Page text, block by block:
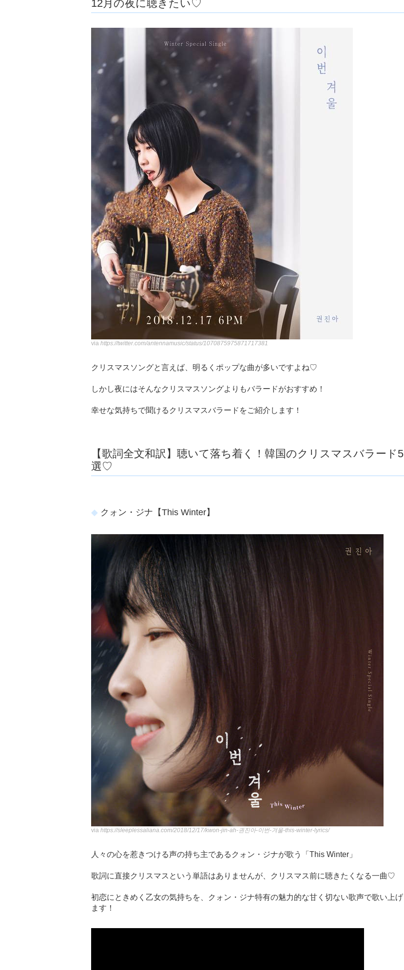
ョ
ア
12月の夜に聴きたい♡
via https://twitter.com/antennamusic/status/1070875975871717381
クリスマスソングと言えば、明るくポップな曲が多いですよね♡
しかし夜にはそんなクリスマスソングよりもバラードがおすすめ！
幸せな気持ちで聞けるクリスマスバラードをご紹介します！
【歌詞全文和訳】聴いて落ち着く！韓国のクリスマスバラード5
選♡
クォン・ジナ【This Winter】
via https://sleeplessaliana.com/2018/12/17/kwon-jin-ah-권진아-이번-겨울-this-winter-lyrics/
人々の心を惹きつける声の持ち主であるクォン・ジナが歌う「This Winter」
歌詞に直接クリスマスという単語はありませんが、クリスマス前に聴きたくなる一曲♡
初恋にときめく乙女の気持ちを、クォン・ジナ特有の魅力的な甘く切ない歌声で歌い上げ
ます！